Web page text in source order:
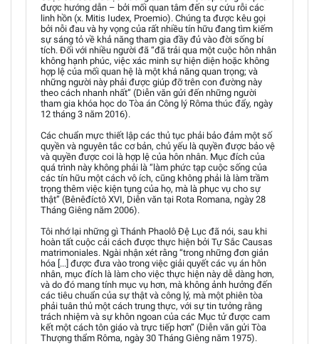
được hướng dẫn – bởi mối quan tâm đến sự cứu rỗi các
linh hồn (x. Mitis Iudex, Proemio). Chúng ta được kêu gọi
bởi nỗi đau và hy vọng của rất nhiều tín hữu đang tìm kiếm
sự sáng tỏ về khả năng tham gia đầy đủ vào đời sống bí
tích. Đối với nhiều người đã “đã trải qua một cuộc hôn nhân
không hạnh phúc, việc xác minh sự hiện diện hoặc không
hợp lệ của mối quan hệ là một khả năng quan trọng; và
những người này phải được giúp đỡ trên con đường này
theo cách nhanh nhất” (Diễn văn gửi đến những người
tham gia khóa học do Tòa án Công lý Rôma thúc đẩy, ngày
12 tháng 3 năm 2016).
Các chuẩn mực thiết lập các thủ tục phải bảo đảm một số
quyền và nguyên tắc cơ bản, chủ yếu là quyền được bảo vệ
và quyền được coi là hợp lệ của hôn nhân. Mục đích của
quá trình này không phải là “làm phức tạp cuộc sống của
các tín hữu một cách vô ích, cũng không phải là làm trầm
trọng thêm việc kiện tụng của họ, mà là phục vụ cho sự
thật” (Bênêđíctô XVI, Diễn văn tại Rota Romana, ngày 28
Tháng Giêng năm 2006).
Tôi nhớ lại những gì Thánh Phaolô Đệ Lục đã nói, sau khi
hoàn tất cuộc cải cách được thực hiện bởi Tự Sắc Causas
matrimoniales. Ngài nhận xét rằng “trong những đơn giản
hóa [...] được đưa vào trong việc giải quyết các vụ án hôn
nhân, mục đích là làm cho việc thực hiện này dễ dàng hơn,
và do đó mang tính mục vụ hơn, mà không ảnh hưởng đến
các tiêu chuẩn của sự thật và công lý, mà một phiên tòa
phải tuân thủ một cách trung thực, với sự tin tưởng rằng
trách nhiệm và sự khôn ngoan của các Mục tử được cam
kết một cách tôn giáo và trực tiếp hơn” (Diễn văn gửi Tòa
Thượng thẩm Rôma, ngày 30 Tháng Giêng năm 1975).